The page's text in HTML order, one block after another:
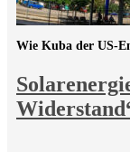
Wie Kuba der US-